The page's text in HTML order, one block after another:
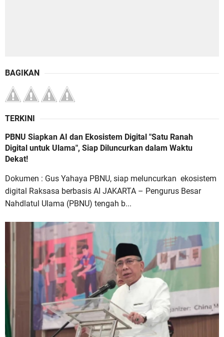
BAGIKAN
TERKINI
PBNU Siapkan AI dan Ekosistem Digital "Satu Ranah
Digital untuk Ulama", Siap Diluncurkan dalam Waktu
Dekat!
Dokumen : Gus Yahaya PBNU, siap meluncurkan ekosistem
digital Raksasa berbasis AI JAKARTA – Pengurus Besar
Nahdlatul Ulama (PBNU) tengah b...